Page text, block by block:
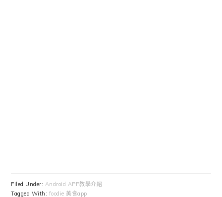
Filed Under: Android APP教學介紹
Tagged With: foodie 美食app